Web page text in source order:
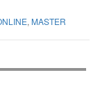
, MASTER